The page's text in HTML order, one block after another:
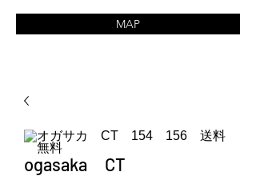
MAP
ogasaka CT